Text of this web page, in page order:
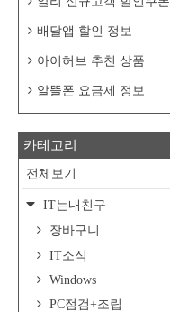
배달앱 할인 정보
아이허브 추천 상품
알뜰폰 요금제 정보
카테고리
전체보기
IT는내친구
장바구니
IT소식
Windows
PC점검+조립